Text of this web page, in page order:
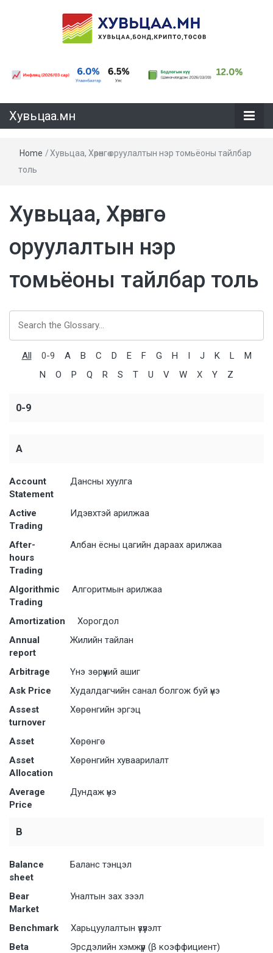
Хувьцаа.мн
Home /Хувьцаа, Хѳрѳнгѳ оруулалтын нэр томьёоны тайлбар
толь
Хувьцаа, Хѳрѳнгѳ
оруулалтын нэр
томьёоны тайлбар толь
All 0-9 A B C D E F G H I J K L
M
N
O P Q R S T U V W X Y Z
0-9
A
Account
Statement
Дансны хуулга
Active
Trading
Идэвхтэй арилжаа
After-
hours
Trading
Албан ёсны цагийн дараах арилжаа
Algorithmic
Trading
Алгоритмын арилжаа
Amortization
Хорогдол
Annual
report
Жилийн тайлан
Arbitrage
Үнэ зөрүүний ашиг
Ask Price
Худалдагчийн санал болгож буй үнэ
Assest
turnover
Хѳрѳнгийн эргэц
Asset
Хөрөнгө
Asset
Allocation
Хөрөнгийн хуваарилалт
Average
Price
Дундаж үнэ
B
Balance
sheet
Баланс тэнцэл
Bear
Market
Уналтын зах зээл
Benchmark
Харьцуулалтын үзүүлэлт
Beta
Эрсдэлийн хэмжүүр (β коэффициент)